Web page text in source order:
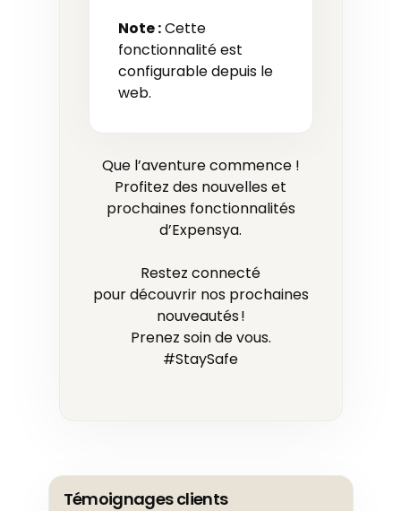
Note :Cette
fonctionnalité est
configurable depuis le
web.
Que l’aventure commence !
Profitez des nouvelles et
prochaines fonctionnalités
d’Expensya.
Restez connecté
pour découvrir nos prochaines
nouveautés !
Prenez soin de vous.
#StaySafe
Témoignages clients